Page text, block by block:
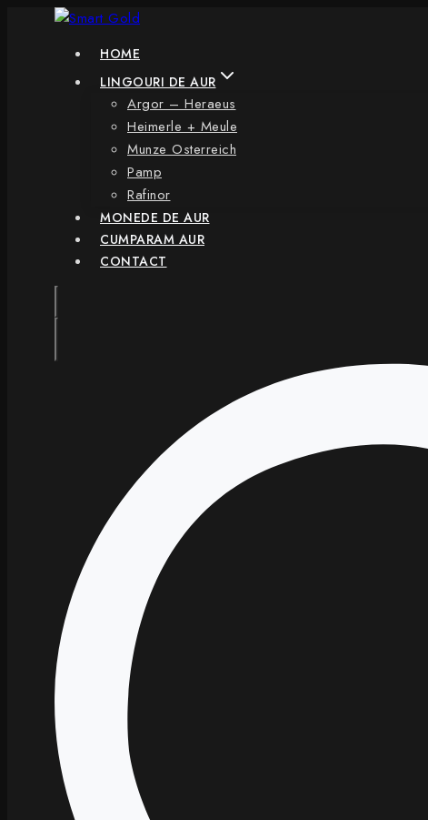
HOME
LINGOURI DE AUR
Argor – Heraeus
Heimerle + Meule
Munze Osterreich
Pamp
Rafinor
MONEDE DE AUR
CUMPARAM AUR
CONTACT